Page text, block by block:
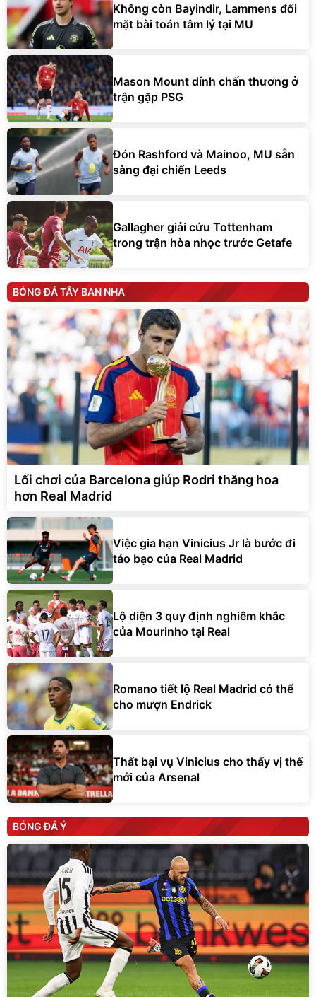
Không còn Bayindir, Lammens đối
mặt bài toán tâm lý tại MU
Mason Mount dính chấn thương ở
trận gặp PSG
Đón Rashford và Mainoo, MU sẵn
sàng đại chiến Leeds
Gallagher giải cứu Tottenham
trong trận hòa nhọc trước Getafe
BÓNG ĐÁ TÂY BAN NHA
Lối chơi của Barcelona giúp Rodri thăng hoa
hơn Real Madrid
Việc gia hạn Vinicius Jr là bước đi
táo bạo của Real Madrid
Lộ diện 3 quy định nghiêm khắc
của Mourinho tại Real
Romano tiết lộ Real Madrid có thể
cho mượn Endrick
Thất bại vụ Vinicius cho thấy vị thế
mới của Arsenal
BÓNG ĐÁ Ý